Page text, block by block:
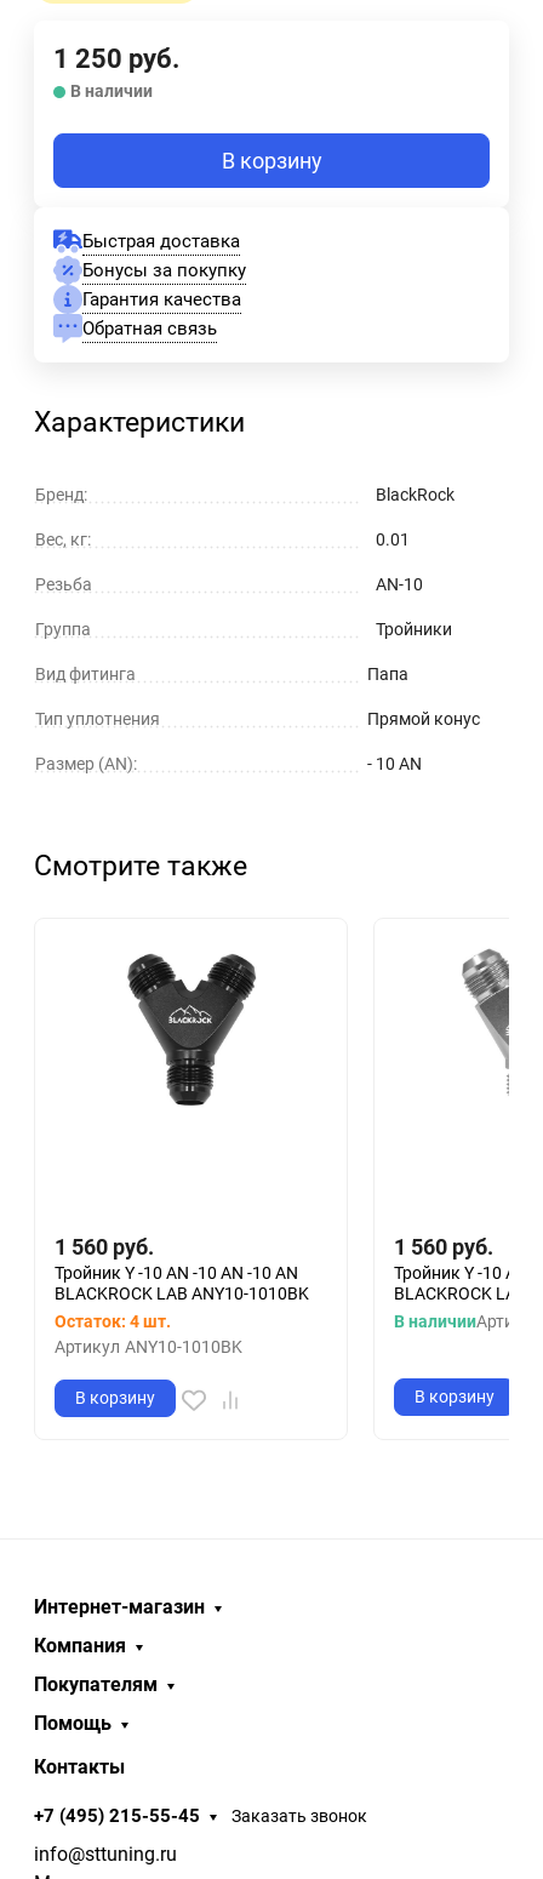
1 250 руб.
В наличии
В корзину
Быстрая доставка
Бонусы за покупку
Гарантия качества
Обратная связь
Характеристики
Бренд: BlackRock
Вес, кг: 0.01
Резьба AN-10
Группа Тройники
Вид фитинга Папа
Тип уплотнения Прямой конус
Размер (AN): - 10 AN
Смотрите также
1 560 руб.
Тройник Y -10 AN -10 AN -10 AN
BLACKROCK LAB ANY10-1010BK
Остаток: 4 шт.
Артикул ANY10-1010BK
В корзину
1 560 руб.
Тройник Y -10 AN -
BLACKROCK LAB
В наличииАртикул
В корзину
Интернет-магазин
Компания
Покупателям
Помощь
Контакты
+7 (495) 215-55-45 Заказать звонок
info@sttuning.ru